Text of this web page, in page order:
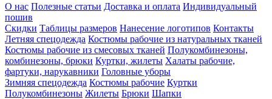
О нас Полезные статьи Доставка и оплата Индивидуальный
пошив
Скидки Таблицы размеров Нанесение логотипов Контакты
Летняя спецодежда Костюмы рабочие из натуральных тканей
Костюмы рабочие из смесовых тканей Полукомбинезоны,
комбинезоны, брюки Куртки, жилеты Халаты рабочие,
фартуки, нарукавники Головные уборы
Зимняя спецодежда Костюмы рабочие Куртки
Полукомбинезоны Жилеты Брюки Шапки